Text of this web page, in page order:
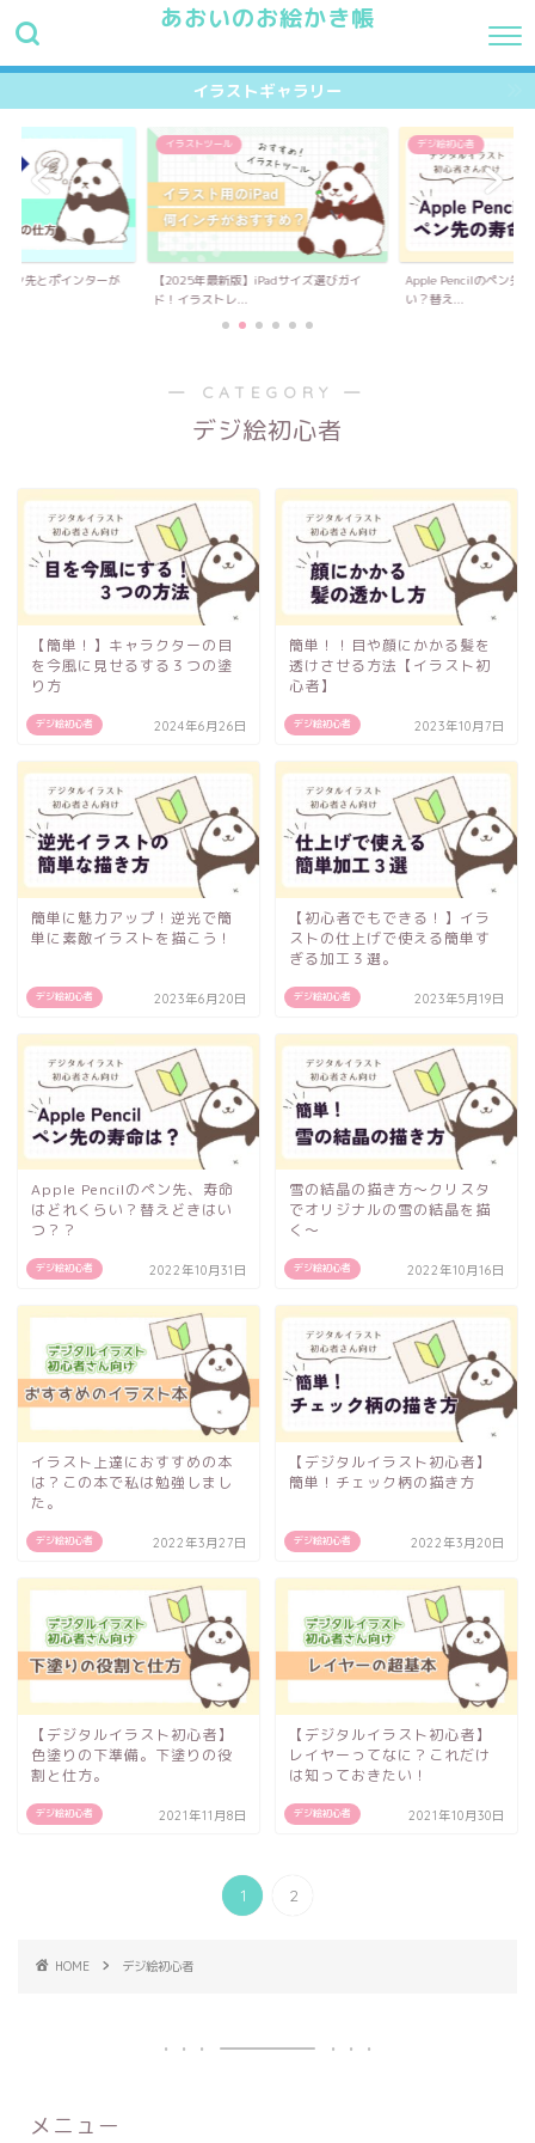
あおいのお絵かき帳
HOME イラス
イラストギャラリー
ン先とポインターが
イラストツール
【2025年最新版】iPadサイズ選びガイ
ド！イラストレ...
デジ絵初心者
Apple Pencilのペン先
い？替え...
― CATEGORY ―
デジ絵初心者
デジ絵初心者
【簡単！】キャラクターの目
を今風に見せるする３つの塗
り方
2024年6月26日 デジ絵初心者
簡単！！目や顔にかかる髪を
透けさせる方法【イラスト初
心者】
2023年10月7日
デジ絵初心者
簡単に魅力アップ！逆光で簡
単に素敵イラストを描こう！
2023年6月20日 デジ絵初心者
【初心者でもできる！】イラ
ストの仕上げで使える簡単す
ぎる加工３選。
2023年5月19日
デジ絵初心者
Apple Pencilのペン先、寿命
はどれくらい？替えどきはい
つ？？
2022年10月31日 デジ絵初心者
雪の結晶の描き方〜クリスタ
でオリジナルの雪の結晶を描
く〜
2022年10月16日
デジ絵初心者
イラスト上達におすすめの本
は？この本で私は勉強しまし
た。
2022年3月27日 デジ絵初心者
【デジタルイラスト初心者】
簡単！チェック柄の描き方
2022年3月20日
デジ絵初心者
【デジタルイラスト初心者】
色塗りの下準備。下塗りの役
割と仕方。
2021年11月8日 デジ絵初心者
【デジタルイラスト初心者】
レイヤーってなに？これだけ
は知っておきたい！
2021年10月30日
1 2
HOME デジ絵初心者
メニュー